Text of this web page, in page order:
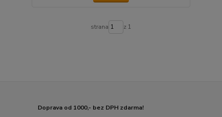
strana z 1
Doprava od 1000,- bez DPH zdarma!